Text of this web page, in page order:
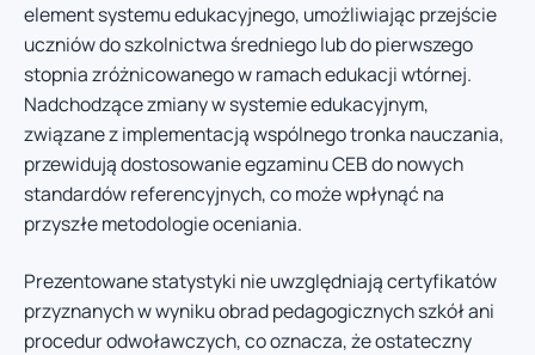
element systemu edukacyjnego, umożliwiając przejście
uczniów do szkolnictwa średniego lub do pierwszego
stopnia zróżnicowanego w ramach edukacji wtórnej.
Nadchodzące zmiany w systemie edukacyjnym,
związane z implementacją wspólnego tronka nauczania,
przewidują dostosowanie egzaminu CEB do nowych
standardów referencyjnych, co może wpłynąć na
przyszłe metodologie oceniania.
Prezentowane statystyki nie uwzględniają certyfikatów
przyznanych w wyniku obrad pedagogicznych szkół ani
procedur odwoławczych, co oznacza, że ostateczny